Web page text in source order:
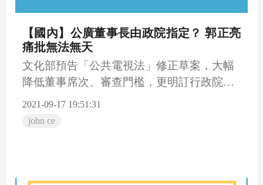
【國內】公廣董事長由政院指定？ 郭正亮
痛批無法無天
文化部預告「公共電視法」修正草案，大幅
降低董事席次、審查門檻，更明訂行政院長
可指定公廣集團董事長，一...
2021-09-17 19:51:31
john ce